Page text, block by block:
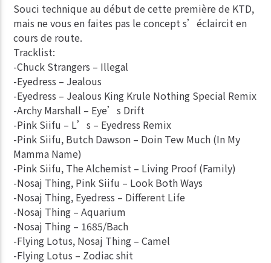
Souci technique au début de cette première de KTD,
mais ne vous en faites pas le concept s’éclaircit en
cours de route.
Tracklist:
-Chuck Strangers – Illegal
-Eyedress – Jealous
-Eyedress – Jealous King Krule Nothing Special Remix
-Archy Marshall – Eye’s Drift
-Pink Siifu – L’s – Eyedress Remix
-Pink Siifu, Butch Dawson – Doin Tew Much (In My
Mamma Name)
-Pink Siifu, The Alchemist – Living Proof (Family)
-Nosaj Thing, Pink Siifu – Look Both Ways
-Nosaj Thing, Eyedress – Different Life
-Nosaj Thing – Aquarium
-Nosaj Thing – 1685/Bach
-Flying Lotus, Nosaj Thing – Camel
-Flying Lotus – Zodiac shit